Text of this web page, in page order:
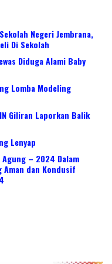
Negeri Jembrana,
Di Sekolah
Diduga Alami Baby
Lomba Modeling
Giliran Laporkan Balik
Lenyap
– 2024 Dalam
Aman dan Kondusif